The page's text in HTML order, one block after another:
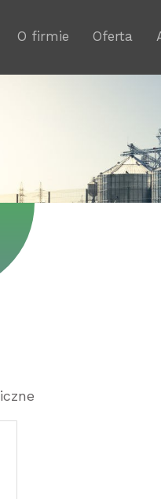
O firmie Oferta